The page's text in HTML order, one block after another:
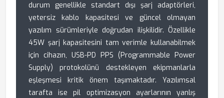
durum genellikle standart dışı şarj adaptörleri,
yetersiz kablo kapasitesi ve güncel olmayan
yazılım sürümleriyle doğrudan ilişkilidir. Özellikle
45W şarj kapasitesini tam verimle kullanabilmek
için cihazın, USB-PD PPS (Programmable Power
Supply) protokolünü destekleyen ekipmanlarla
eşleşmesi kritik önem taşımaktadır. Yazılımsal
tarafta ise pil optimizasyon ayarlarının yanlış